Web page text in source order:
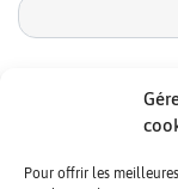
Pour offrir les